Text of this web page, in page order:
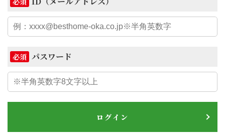
必須 パスワード
ログイン